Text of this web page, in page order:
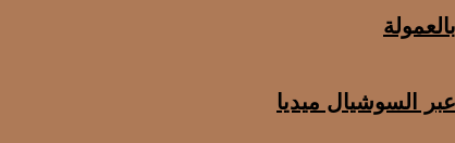
السوشيال ميديا